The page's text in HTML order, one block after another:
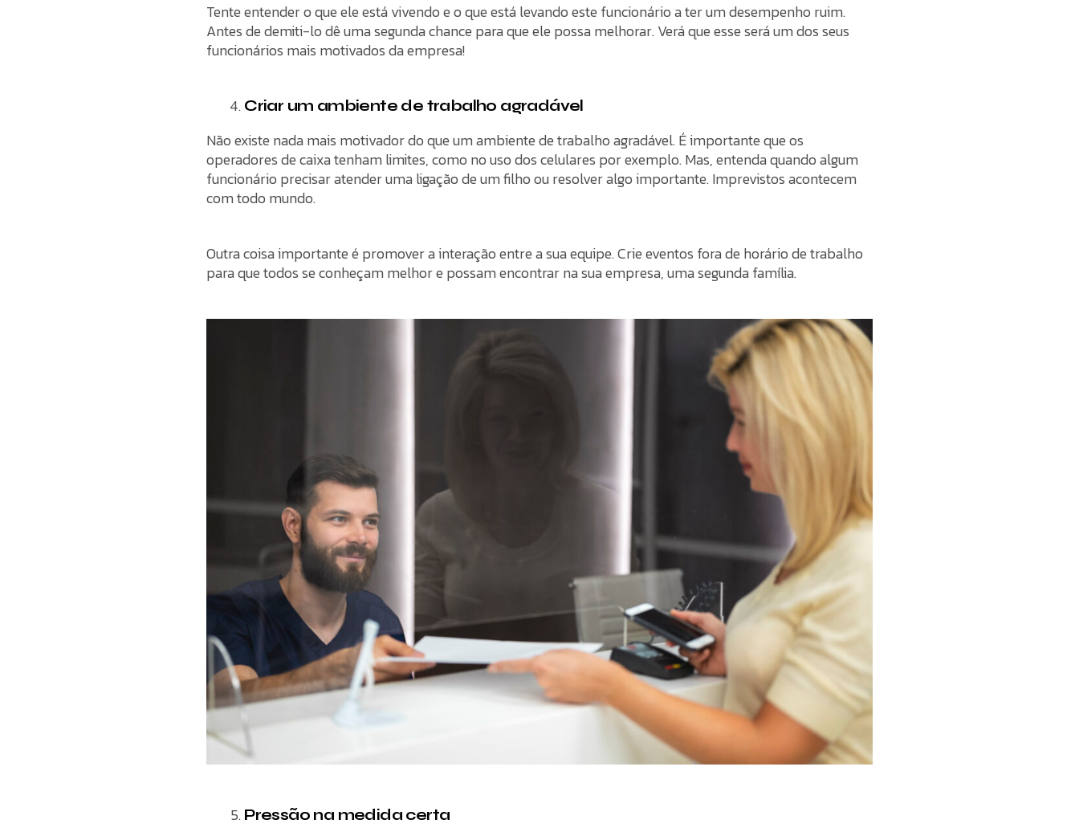
Tente entender o que ele está vivendo e o que está levando este funcionário a ter um desempenho ruim.
Antes de demiti-lo dê uma segunda chance para que ele possa melhorar. Verá que esse será um dos seus
funcionários mais motivados da empresa!
Criar um ambiente de trabalho agradável
Não existe nada mais motivador do que um ambiente de trabalho agradável. É importante que os
operadores de caixa tenham limites, como no uso dos celulares por exemplo. Mas, entenda quando algum
funcionário precisar atender uma ligação de um filho ou resolver algo importante. Imprevistos acontecem
com todo mundo.
Outra coisa importante é promover a interação entre a sua equipe. Crie eventos fora de horário de trabalho
para que todos se conheçam melhor e possam encontrar na sua empresa, uma segunda família.
Pressão na medida certa